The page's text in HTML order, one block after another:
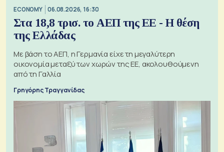
ECONOMY 06.08.2026, 16:30
Στα 18,8 τρισ. το ΑΕΠ της ΕΕ - Η θέση
της Ελλάδας
Με βάση το ΑΕΠ, η Γερμανία είχε τη μεγαλύτερη
οικονομία μεταξύ των χωρών της ΕΕ, ακολουθούμενη
από τη Γαλλία
Γρηγόρης Τραγγανίδας